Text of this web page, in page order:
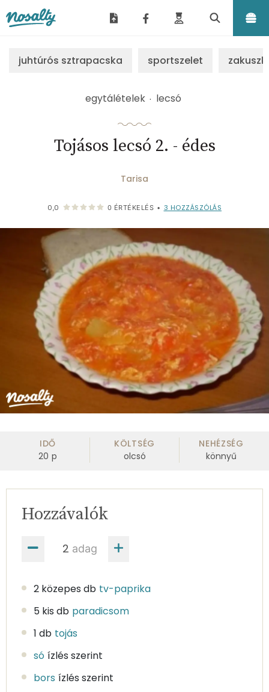
juhtúrós sztrapacska sportszelet
egytálételek lecsó
Tojásos lecsó 2. - édes
Tarisa
0,0 0 ÉRTÉKELÉS • 3 HOZZÁSZÓLÁS
IDŐ
20 p
KÖLTSÉG
olcsó
NEHÉZSÉG
könnyű
adag
Hozzávalók
2 közepes db tv-paprika
5 kis db paradicsom
1 db tojás
só ízlés szerint
bors ízlés szerint